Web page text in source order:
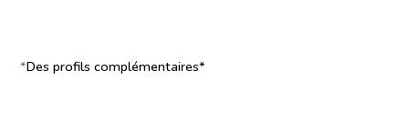
*Des profils complémentaires*